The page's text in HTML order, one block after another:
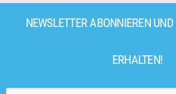
NEWSLETTER ABONNIEREN UND
ERHALTEN!